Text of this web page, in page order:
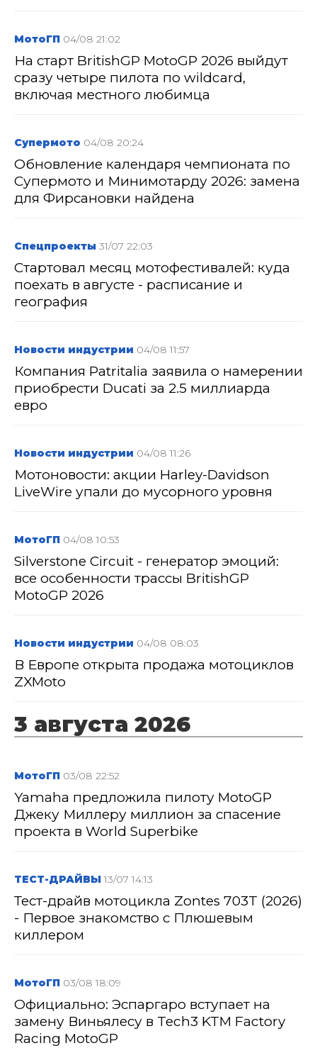
МотоГП 04/08 21:02
На старт BritishGP MotoGP 2026 выйдут
сразу четыре пилота по wildcard,
включая местного любимца
Супермото 04/08 20:24
Обновление календаря чемпионата по
Супермото и Минимотарду 2026: замена
для Фирсановки найдена
Спецпроекты 31/07 22:03
Стартовал месяц мотофестивалей: куда
поехать в августе - расписание и
география
Новости индустрии 04/08 11:57
Компания Patritalia заявила о намерении
приобрести Ducati за 2.5 миллиарда
евро
Новости индустрии 04/08 11:26
Мотоновости: акции Harley-Davidson
LiveWire упали до мусорного уровня
МотоГП 04/08 10:53
Silverstone Circuit - генератор эмоций:
все особенности трассы BritishGP
MotoGP 2026
Новости индустрии 04/08 08:03
В Европе открыта продажа мотоциклов
ZXMoto
3 августа 2026
МотоГП 03/08 22:52
Yamaha предложила пилоту MotoGP
Джеку Миллеру миллион за спасение
проекта в World Superbike
ТЕСТ-ДРАЙВЫ 13/07 14:13
Тест-драйв мотоцикла Zontes 703T (2026)
- Первое знакомство с Плюшевым
киллером
МотоГП 03/08 18:09
Официально: Эспаргаро вступает на
замену Виньялесу в Tech3 KTM Factory
Racing MotoGP